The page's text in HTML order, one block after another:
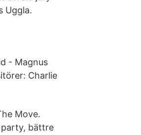
Uggla.
- Magnus
Charlie
Move.
bättre